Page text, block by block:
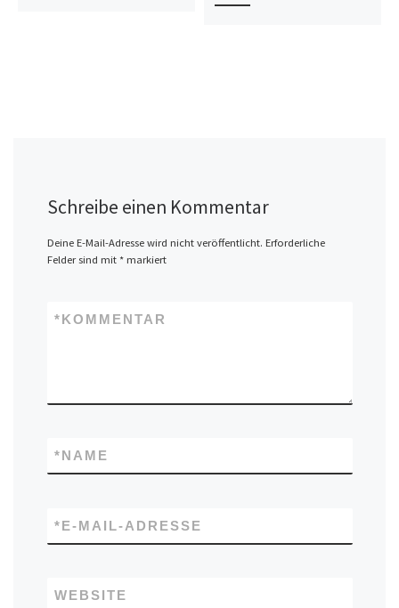
Schreibe einen Kommentar
Deine E-Mail-Adresse wird nicht veröffentlicht. Erforderliche
Felder sind mit *markiert
KOMMENTAR
*
NAME
*
E-MAIL-ADRESSE
*
WEBSITE